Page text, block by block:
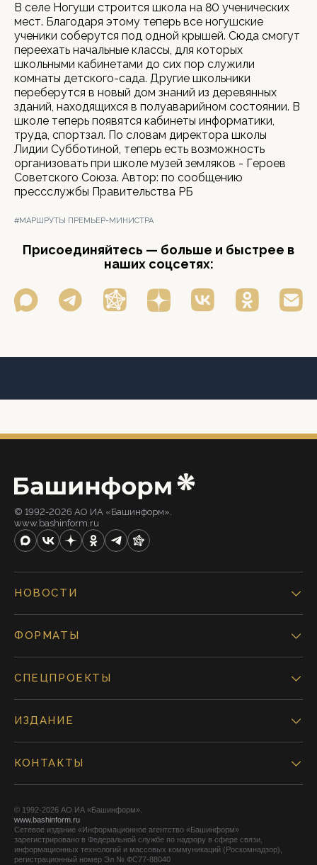
В селе Ногуши строится школа на 80 ученических
мест. Благодаря этому теперь все ногушские
ученики соберутся под одной крышей. Сюда смогут
переехать начальные классы, для которых
школьными кабинетами до сих пор служили
комнаты детского-сада. Другие школьники
переберутся в новый дом знаний из деревянных
зданий, находящихся в полуаварийном состоянии. В
школе теперь появятся кабинеты информатики,
труда, спортзал. По словам директора школы
Лидии Субботиной, теперь есть возможность
организовать при школе музей земляков - Героев
Советского Союза. Автор: по сообщению
прессслужбы Правительства РБ
#МАРШРУТЫ ПРЕМЬЕР-МИНИСТРА
Присоединяйтесь — больше и быстрее в
наших соцсетях:
© 1992-2026 АО ИА «Башинформ».
www.bashinform.ru
НОВОСТИ
ФОРМАТЫ
СПЕЦПРОЕКТЫ
ИЗДАНИЕ
КОНТАКТЫ
© 1992-2026 АО ИА «Башинформ».
www.bashinform.ru
Сетевое издание «Информационное агентство «Башинформ»
зарегистрировано в Федеральной службе по надзору в сфере связи,
информационных технологий и массовых коммуникаций (Роскомнадзор),
регистрационный номер Эл № ФС77-88040